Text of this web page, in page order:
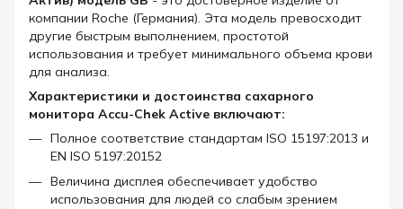
компании Roche (Германия). Эта модель превосходит
другие быстрым выполнением, простотой
использования и требует минимального объема крови
для анализа.
Характеристики и достоинства сахарного
монитора Accu-Chek Active включают:
Полное соответствие стандартам ISO 15197:2013 и
EN ISO 5197:20152
Величина дисплея обеспечивает удобство
использования для людей со слабым зрением